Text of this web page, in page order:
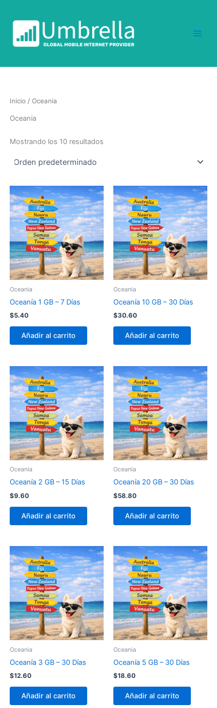
contenido
Inicio / Oceania
Oceania
Mostrando los 10 resultados
Oceania
Oceanía 1 GB – 7 Días
$5.40
Añadir al carrito
Oceania
Oceanía 10 GB – 30 Días
$30.60
Añadir al carrito
Oceania
Oceanía 2 GB – 15 Días
$9.60
Añadir al carrito
Oceania
Oceanía 20 GB – 30 Días
$58.80
Añadir al carrito
Oceania
Oceanía 3 GB – 30 Días
$12.60
Añadir al carrito
Oceania
Oceanía 5 GB – 30 Días
$18.60
Añadir al carrito